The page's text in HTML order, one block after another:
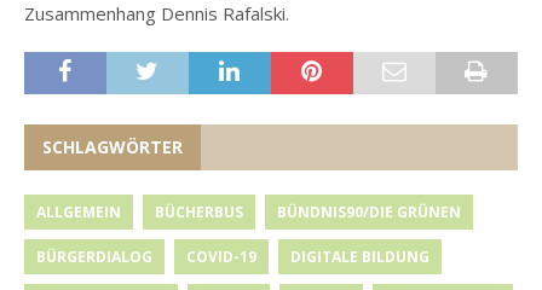
Zusammenhang Dennis Rafalski.
SCHLAGWÖRTER
ALLGEMEIN BÜCHERBUS BÜNDNIS90/DIE GRÜNEN
BÜRGERDIALOG COVID-19 DIGITALE BILDUNG